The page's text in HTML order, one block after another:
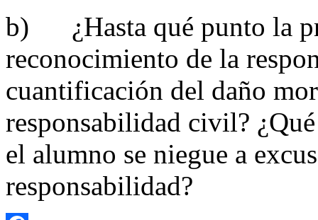
b) ¿Hasta qué punto la
reconocimiento de la
cuantificación del daño
responsabilidad civil?
el alumno se niegue a
responsabilidad?